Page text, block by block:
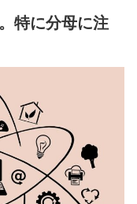
特に分母に注